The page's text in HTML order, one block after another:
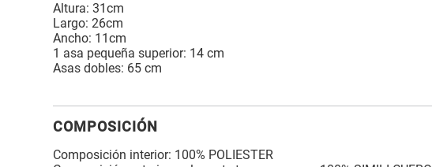
Altura: 31cm
Largo: 26cm
Ancho: 11cm
1 asa pequeña superior: 14 cm
Asas dobles: 65 cm
COMPOSICIÓN
Composición interior: 100% POLIESTER